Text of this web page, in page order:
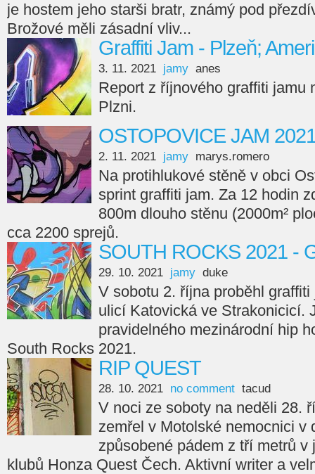
je hostem jeho starši bratr, známý pod
Brožové měli zásadní vliv...
Graffiti Jam - Plzeň;
3. 11. 2021 jamy anes
Report z říjnového graffiti jamu
Plzni.
OSTOPOVICE JAM
2. 11. 2021 jamy marys.romero
Na protihlukové stěně v obci
sprint graffiti jam. Za 12 hodin
800m dlouho stěnu (2000m²
cca 2200 sprejů.
SOUTH ROCKS 2021 -
29. 10. 2021 jamy duke
V sobotu 2. října proběhl
ulicí Katovická ve Strakonicicí.
pravidelného mezinárodní hip
South Rocks 2021.
RIP QUEST
28. 10. 2021 no comment tacud
V noci ze soboty na neděli 28.
zemřel v Motolské nemocnici v
způsobené pádem z tří metrů v
klubů Honza Quest Čech. Aktivní writer a